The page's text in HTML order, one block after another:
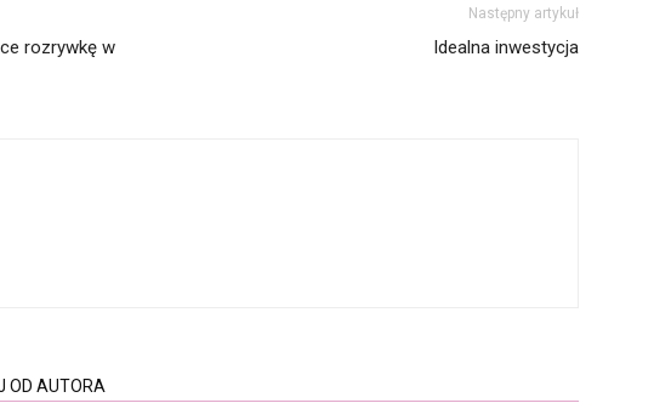
rozrywkę w
Następny artykuł
Idealna inwestycja
OD AUTORA